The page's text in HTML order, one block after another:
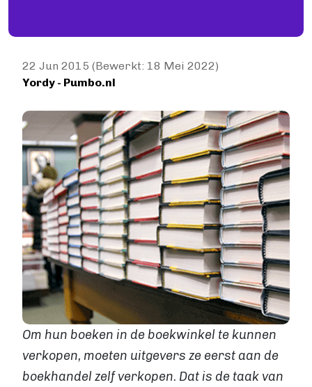
Papiersoorten
KLEINE OPLAGE DRUKKEN
Hoe werkt Print on demand
Levertijden
GROTE OPLAGE DRUKKEN
Offset drukken
Hoe werkt offset drukken
Levertijden
Boek uitgeven
ALGEMEEN
Boek uitgeven
ISBN aanvragen
Boek distributie
Kosten
VIA BOEKHANDELS
Boek uitgeven via Bol.com
Boek uitgeven via Centraal Boekhuis
22 Jun 2015 (Bewerkt: 18 Mei 2022)
Yordy - Pumbo.nl
Om hun boeken in de boekwinkel te kunnen
verkopen, moeten uitgevers ze eerst aan de
boekhandel zelf verkopen. Dat is de taak van
Image